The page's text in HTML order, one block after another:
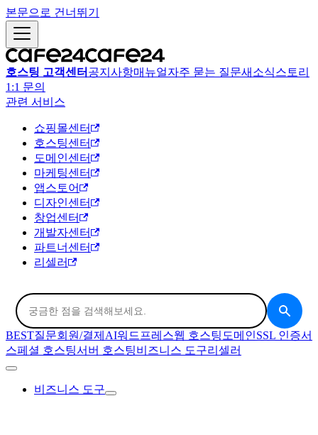
본문으로 건너뛰기
호스팅 고객센터 공지사항매뉴얼자주 묻는 질문새소식스토리
1:1 문의
관련 서비스
쇼핑몰센터
호스팅센터
도메인센터
마케팅센터
앱스토어
디자인센터
창업센터
개발자센터
파트너센터
리셀러
BEST질문회원/결제 AI워드프레스웹 호스팅 도메인SSL 인증서
스페셜 호스팅서버 호스팅비즈니스 도구리셀러
비즈니스 도구